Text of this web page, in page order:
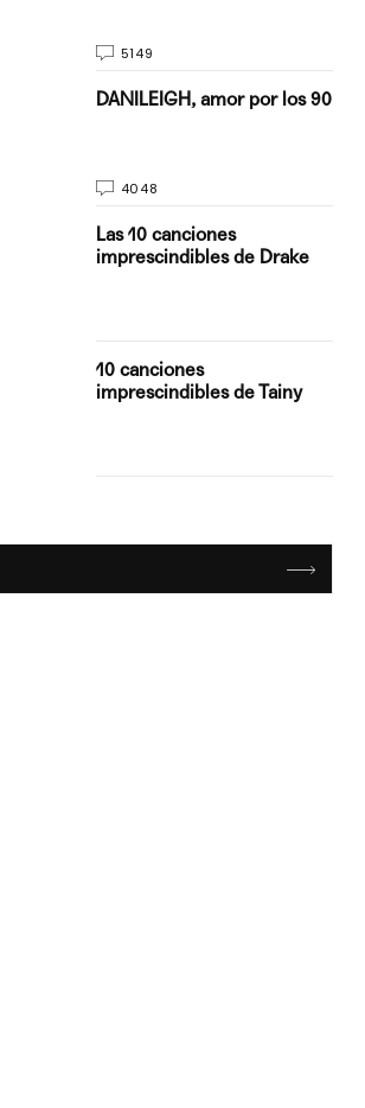
5149
DANILEIGH, amor por los 90
4048
Las 10 canciones
imprescindibles de Drake
10 canciones
imprescindibles de Tainy